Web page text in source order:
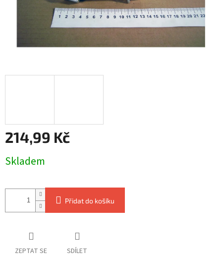
214,99 Kč
cena:
Skladem
Přidat do košíku
ZEPTAT SE SDÍLET